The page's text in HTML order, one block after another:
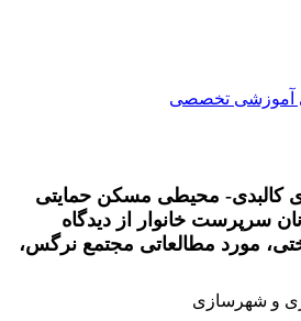
آموزشی تخصصی
کالبدی- محیطی مسکن حمایتی
سرپرست خانوار از دیدگاه
مورد مطالعاتی مجتمع نرگس،
و شهرسازی